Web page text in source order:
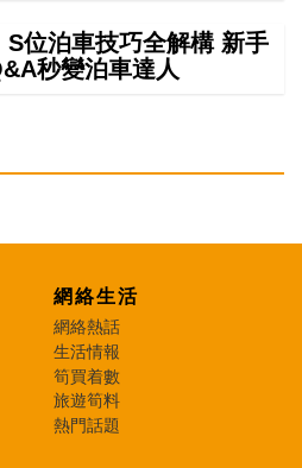
S位泊車技巧全解構 新手
秒變泊車達人
網絡生活
網絡熱話
生活情報
筍買着數
旅遊筍料
熱門話題